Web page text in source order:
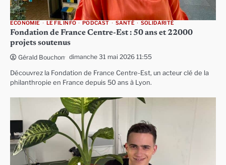
ECONOMIE LE FIL INFO PODCAST SANTÉ SOLIDARITÉ
Fondation de France Centre-Est : 50 ans et 22000
projets soutenus
Gérald Bouchon dimanche 31 mai 2026 11:55
Découvrez la Fondation de France Centre-Est, un acteur clé de la
philanthropie en France depuis 50 ans à Lyon.